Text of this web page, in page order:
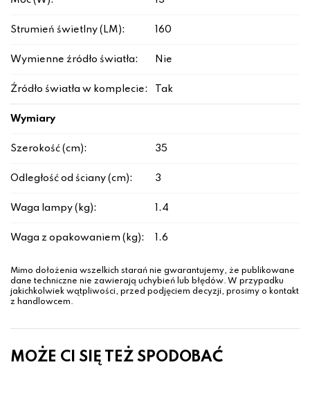
Strumień świetlny (LM): 160
Wymienne źródło światła: Nie
Źródło światła w komplecie: Tak
Wymiary
Szerokość (cm): 35
Odległość od ściany (cm): 3
Waga lampy (kg): 1.4
Waga z opakowaniem (kg): 1.6
Mimo dołożenia wszelkich starań nie gwarantujemy, że publikowane
dane techniczne nie zawierają uchybień lub błędów. W przypadku
jakichkolwiek wątpliwości, przed podjęciem decyzji, prosimy o kontakt
z handlowcem.
MOŻE CI SIĘ TEŻ SPODOBAĆ